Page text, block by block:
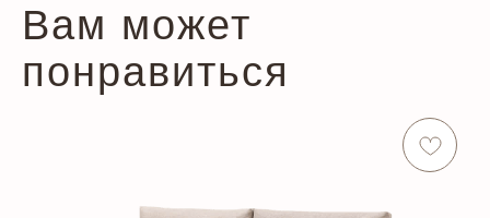
Вам может
понравиться